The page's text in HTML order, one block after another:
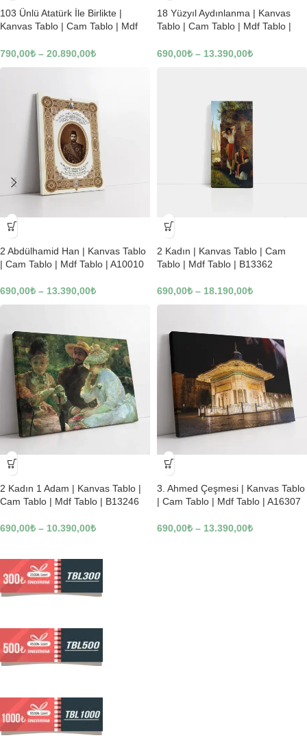
103 Ünlü Atatürk İle Birlikte |
Kanvas Tablo | Cam Tablo | Mdf
790,00₺ – 20.890,00₺
18 Yüzyıl Aydınlanma | Kanvas
Tablo | Cam Tablo | Mdf Tablo |
690,00₺ – 13.390,00₺
-23%
2 Abdülhamid Han | Kanvas Tablo
| Cam Tablo | Mdf Tablo | A10010
690,00₺ – 13.390,00₺
-23%
2 Kadın | Kanvas Tablo | Cam
Tablo | Mdf Tablo | B13362
690,00₺ – 18.190,00₺
-23%
2 Kadın 1 Adam | Kanvas Tablo |
Cam Tablo | Mdf Tablo | B13246
690,00₺ – 10.390,00₺
-23%
3. Ahmed Çeşmesi | Kanvas Tablo
| Cam Tablo | Mdf Tablo | A16307
690,00₺ – 13.390,00₺